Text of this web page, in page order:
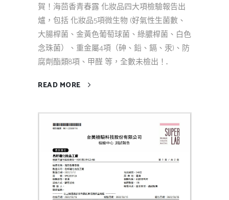
賀！海茴香青春露 化妝品四大項檢驗報告出
爐，包括 化妝品5項微生物 (好氣性生菌數、
大腸桿菌、金黃色葡萄球菌、綠膿桿菌、白色
念珠菌）、重金屬4項（砷、鉛、鎘、汞)、防
腐劑酯類8項、甲醛 等，全數未檢出！...
READ MORE